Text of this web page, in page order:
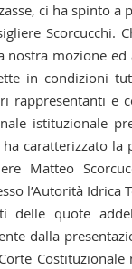
ci ha spinto
Scorcucchi.
nostra mozione
in condizioni
rappresentanti
istituzionale
caratterizzato
Matteo
l’Autorità
delle quote
dalla